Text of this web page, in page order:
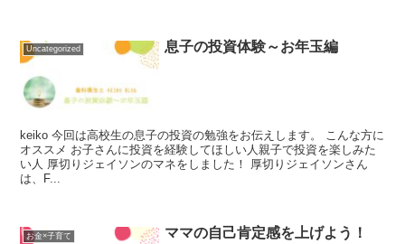
Uncategorized 息子の投資体験～お年玉編
keiko 今回は高校生の息子の投資の勉強をお伝えします。 こんな方に
オススメ お子さんに投資を経験してほしい人親子で投資を楽しみた
い人 厚切りジェイソンのマネをしました！ 厚切りジェイソンさん
は、F...
お金×子育て ママの自己肯定感を上げよう！